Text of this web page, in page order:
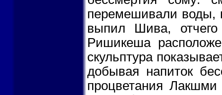
перемешивали воды,
выпил Шива,
Ришикеша
скульптура
добывая напиток
процветания